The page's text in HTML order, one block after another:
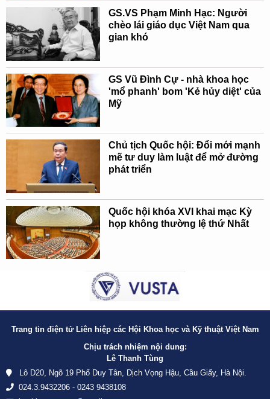
GS.VS Phạm Minh Hạc: Người
chèo lái giáo dục Việt Nam qua
gian khó
GS Vũ Đình Cự - nhà khoa học
'mổ phanh' bom 'Kẻ hủy diệt' của
Mỹ
Chủ tịch Quốc hội: Đổi mới mạnh
mẽ tư duy làm luật để mở đường
phát triển
Quốc hội khóa XVI khai mạc Kỳ
họp không thường lệ thứ Nhất
Trang tin điện tử Liên hiệp các Hội Khoa học và Kỹ thuật Việt Nam
Chịu trách nhiệm nội dung:
Lê Thanh Tùng
Lô D20, Ngõ 19 Phố Duy Tân, Dịch Vọng Hậu, Cầu Giấy, Hà Nội.
024.3.9432206 - 0243 9438108